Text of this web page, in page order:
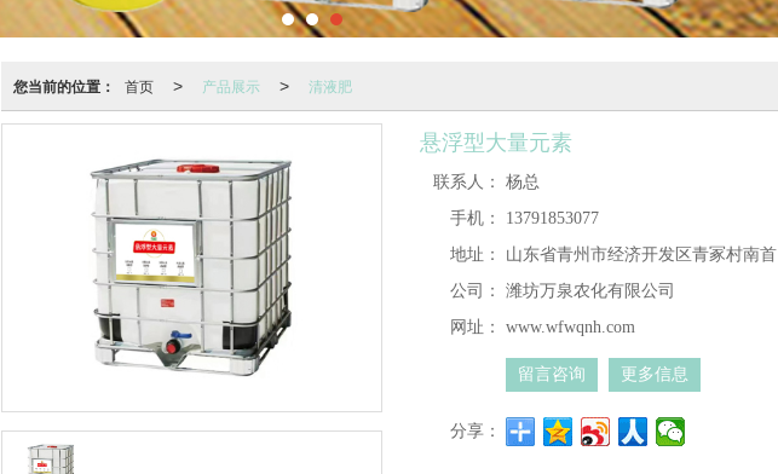
您当前的位置： 首页 > 产品展示 > 清液肥
悬浮型大量元素
联系人：
杨总
手机：
13791853077
地址：
山东省青州市经济开发区青冢村南首
公司：
潍坊万泉农化有限公司
网址：
www.wfwqnh.com
留言咨询 更多信息
分享：